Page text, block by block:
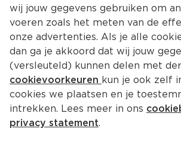
wij jouw gegevens gebruiken om
voeren zoals het meten van de
onze advertenties. Als je alle
dan ga je akkoord dat wij jouw
(versleuteld) kunnen delen met
cookievoorkeuren kun je ook zelf
cookies we plaatsen en je
intrekken. Lees meer in ons
privacy statement.